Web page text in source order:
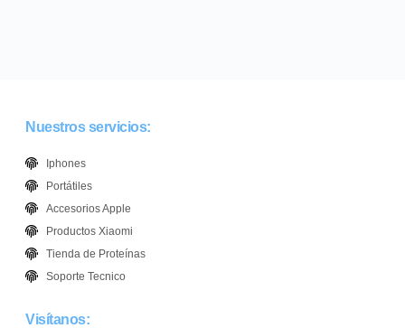
Nuestros servicios:
Iphones
Portátiles
Accesorios Apple
Productos Xiaomi
Tienda de Proteínas
Soporte Tecnico
Visítanos: